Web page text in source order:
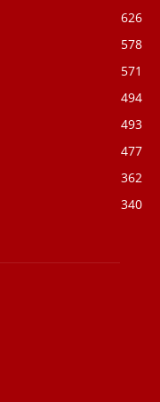
626
578
571
494
493
477
362
340